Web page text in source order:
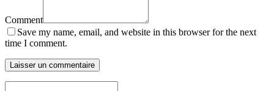
Comment
Save my name, email, and website in this browser for the next
time I comment.